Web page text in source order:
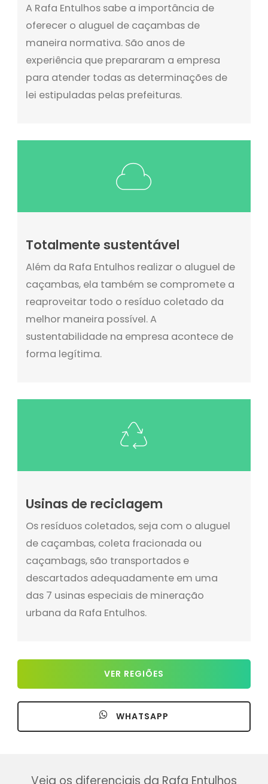
A Rafa Entulhos sabe a importância de
oferecer o aluguel de caçambas de
maneira normativa. São anos de
experiência que prepararam a empresa
para atender todas as determinações de
lei estipuladas pelas prefeituras.
Totalmente sustentável
Além da Rafa Entulhos realizar o aluguel de
caçambas, ela também se compromete a
reaproveitar todo o resíduo coletado da
melhor maneira possível. A
sustentabilidade na empresa acontece de
forma legítima.
Usinas de reciclagem
Os resíduos coletados, seja com o aluguel
de caçambas, coleta fracionada ou
caçambags, são transportados e
descartados adequadamente em uma
das 7 usinas especiais de mineração
urbana da Rafa Entulhos.
VER REGIÕES
WHATSAPP